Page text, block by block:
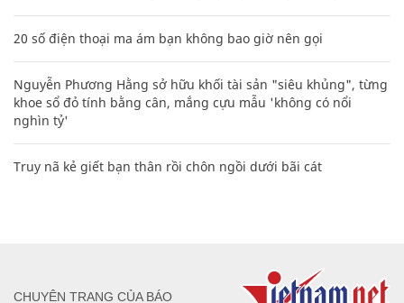
20 số điện thoại ma ám bạn không bao giờ nên gọi
Nguyễn Phương Hằng sở hữu khối tài sản "siêu khủng", từng
khoe sổ đỏ tính bằng cân, mắng cựu mẫu 'không có nổi
nghìn tỷ'
Truy nã kẻ giết bạn thân rồi chôn ngồi dưới bãi cát
CHUYÊN TRANG CỦA BÁO